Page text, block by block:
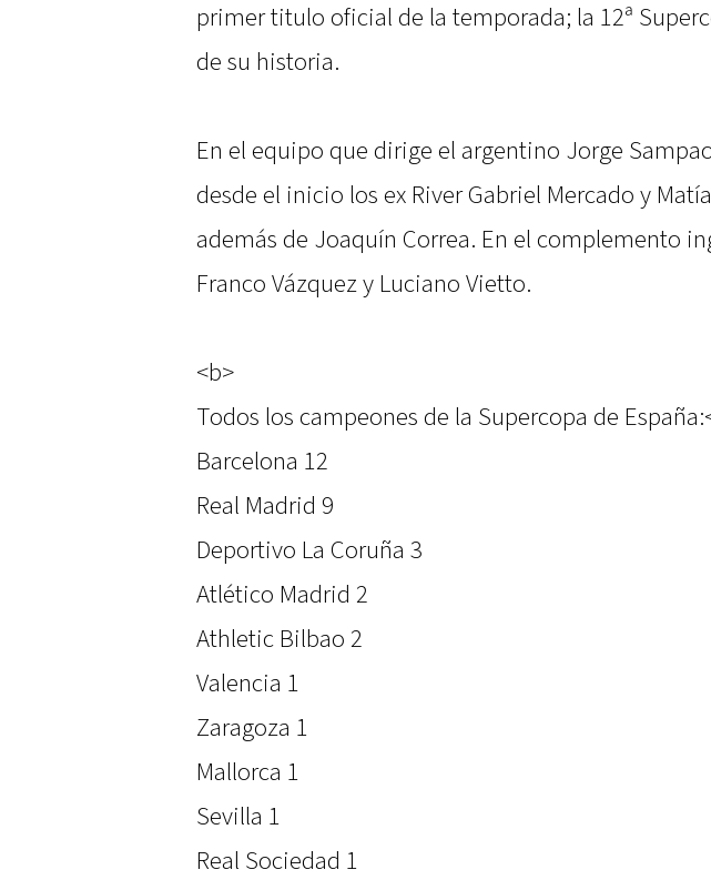
primer titulo oficial de la temporada; la 12ª
de su historia.
En el equipo que dirige el argentino Jorge
desde el inicio los ex River Gabriel Mercado y
además de Joaquín Correa. En el complemento
Franco Vázquez y Luciano Vietto.
<b>
Todos los campeones de la Supercopa de
Barcelona 12
Real Madrid 9
Deportivo La Coruña 3
Atlético Madrid 2
Athletic Bilbao 2
Valencia 1
Zaragoza 1
Mallorca 1
Sevilla 1
Real Sociedad 1